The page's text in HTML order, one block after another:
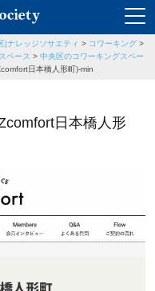
|ナレッジソサエティ > コワーキング >
ペース > 中央区のコワーキングスペー
日本橋人形町)-min
日本橋人形